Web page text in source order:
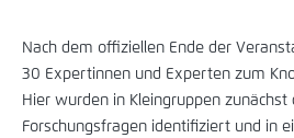
Nach dem offiziellen Ende der
30 Expertinnen und Experten zum
Hier wurden in Kleingruppen zunächst
Forschungsfragen identifiziert und in